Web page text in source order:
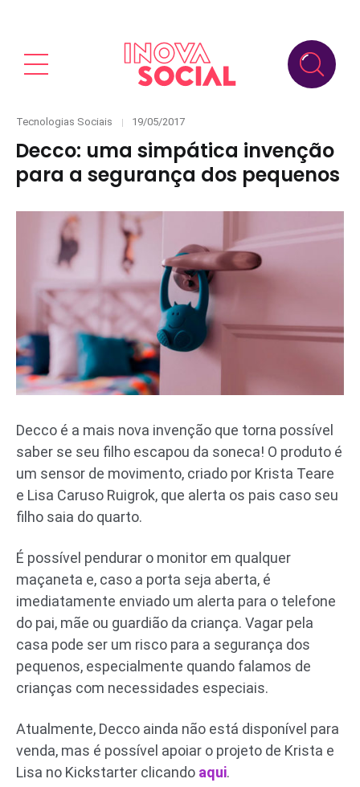
Categories
Tecnologias Sociais
Posted
19/05/2017
Decco: uma simpática invenção
para a segurança dos pequenos
Decco é a mais nova invenção que torna possível
saber se seu filho escapou da soneca! O produto é
um sensor de movimento, criado por Krista Teare
e Lisa Caruso Ruigrok, que alerta os pais caso seu
filho saia do quarto.
É possível pendurar o monitor em qualquer
maçaneta e, caso a porta seja aberta, é
imediatamente enviado um alerta para o telefone
do pai, mãe ou guardião da criança. Vagar pela
casa pode ser um risco para a segurança dos
pequenos, especialmente quando falamos de
crianças com necessidades especiais.
Atualmente, Decco ainda não está disponível para
venda, mas é possível apoiar o projeto de Krista e
Lisa no Kickstarter clicando aqui.